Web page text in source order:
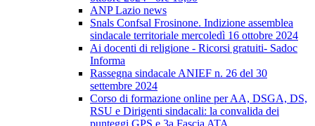
ANP Lazio news
Snals Confsal Frosinone. Indizione assemblea
sindacale territoriale mercoledì 16 ottobre 2024
Ai docenti di religione - Ricorsi gratuiti- Sadoc
Informa
Rassegna sindacale ANIEF n. 26 del 30
settembre 2024
Corso di formazione online per AA, DSGA, DS,
RSU e Dirigenti sindacali: la convalida dei